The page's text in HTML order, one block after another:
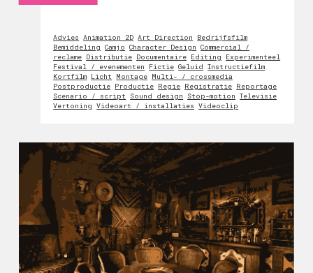
Advies Animation 2D Art Direction
Bedrijfsfilm
Bemiddeling Camjo Character Design Commercial /
reclame Distributie Documentaire Editing
Experimenteel
Festival / evenementen
Fictie Geluid Instructiefilm
Kortfilm Licht Montage Multi- / crossmedia
Postproductie Productie Regie Registratie Reportage
Scenario / script
Sound design Stop-motion Televisie
Vertoning Videoart / installaties Videoclip